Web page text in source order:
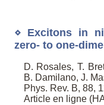
⋄ Excitons in
zero- to one-
D. Rosales, T.
B. Damilano, J.
Phys. Rev. B, 88,
Article en ligne